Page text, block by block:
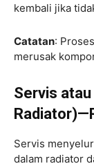
kembali jika
Catatan:
merusak
Servis
Servis
dalam radiator